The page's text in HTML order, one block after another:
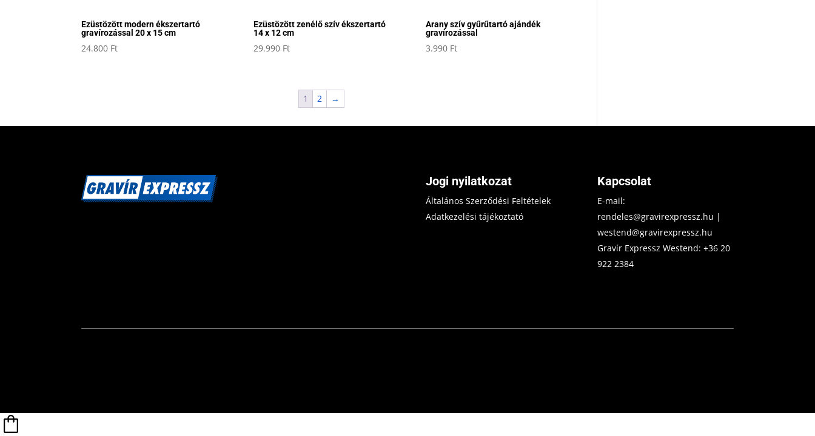
Ezüstözött modern ékszertartó
gravírozással 20 x 15 cm
24.800 Ft
Ezüstözött zenélő szív ékszertartó
14 x 12 cm
29.990 Ft
Arany szív gyűrűtartó ajándék
gravírozással
3.990 Ft
1 2 →
Jogi nyilatkozat
Általános Szerződési Feltételek
Adatkezelési tájékoztató
Kapcsolat
E-mail:
rendeles@gravirexpressz.hu |
westend@gravirexpressz.hu
Gravír Expressz Westend:+36 20
922 2384